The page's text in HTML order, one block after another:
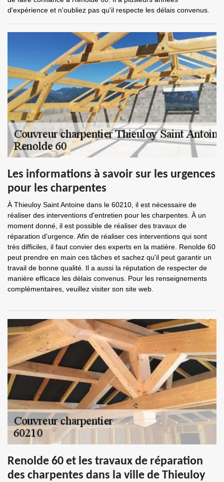
d'expérience et n'oubliez pas qu'il respecte les délais convenus.
Les informations à savoir sur les urgences
pour les charpentes
À Thieuloy Saint Antoine dans le 60210, il est nécessaire de
réaliser des interventions d'entretien pour les charpentes. À un
moment donné, il est possible de réaliser des travaux de
réparation d'urgence. Afin de réaliser ces interventions qui sont
très difficiles, il faut convier des experts en la matière. Renolde 60
peut prendre en main ces tâches et sachez qu'il peut garantir un
travail de bonne qualité. Il a aussi la réputation de respecter de
manière efficace les délais convenus. Pour les renseignements
complémentaires, veuillez visiter son site web.
Renolde 60 et les travaux de réparation
des charpentes dans la ville de Thieuloy